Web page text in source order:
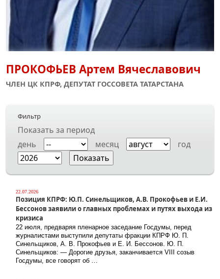
ПРОКОФЬЕВ Артем Вячеславович
ЧЛЕН ЦК КПРФ, ДЕПУТАТ ГОССОВЕТА ТАТАРСТАНА
Фильтр
Показать за период
день
месяц год
22.07.2026
Позиция КПРФ: Ю.П. Синельщиков, А.В. Прокофьев и Е.И.
Бессонов заявили о главных проблемах и путях выхода из
кризиса
22 июля, предваряя пленарное заседание Госдумы, перед
журналистами выступили депутаты фракции КПРФ Ю. П.
Синельщиков, А. В. Прокофьев и Е. И. Бессонов. Ю. П.
Синельщиков: — Дорогие друзья, заканчивается VIII созыв
Госдумы, все говорят об …